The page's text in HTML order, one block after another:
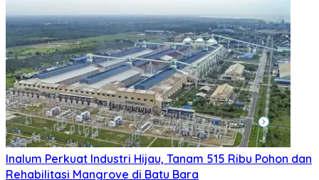
Inalum Perkuat Industri Hijau, Tanam 515 Ribu Pohon dan
Rehabilitasi Mangrove di Batu Bara